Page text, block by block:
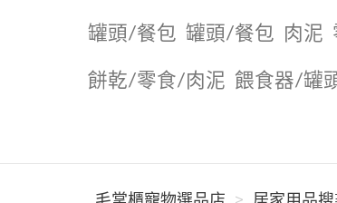
罐頭/餐包 罐頭/餐包 肉泥
餅乾/零食/肉泥 餵食器/罐